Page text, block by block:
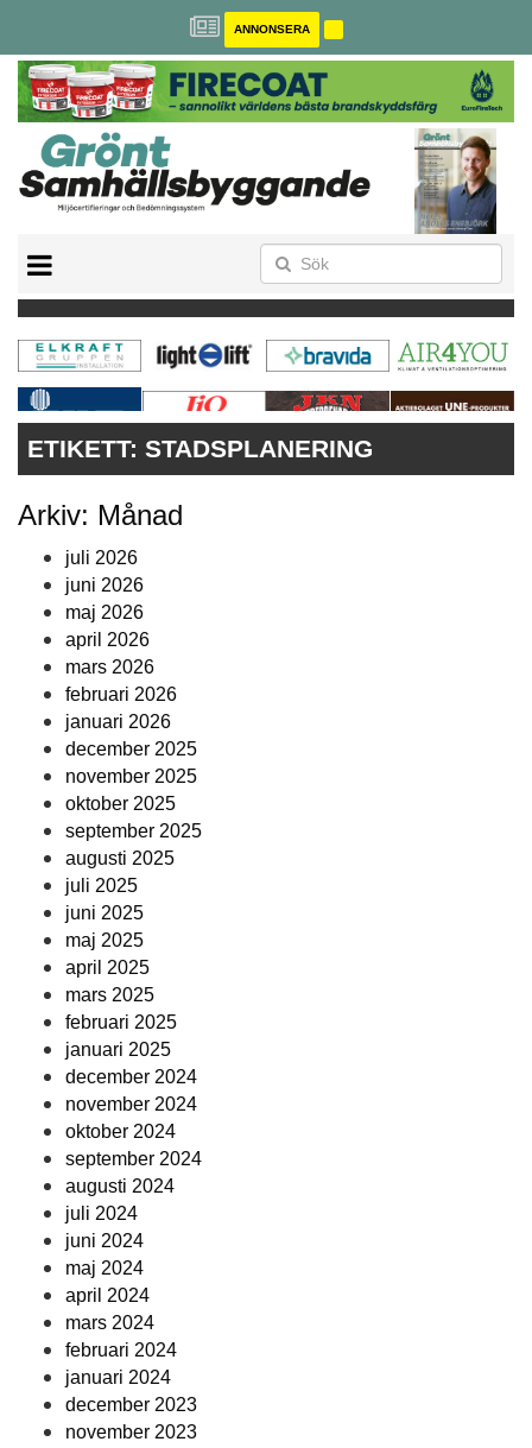
ANNONSERA
MILJÖBYGGNAD
NOLLCO2
CITYLAB
GREENBUILDING
ANNONSERA
ETIKETT: STADSPLANERING
Arkiv: Månad
juli 2026
juni 2026
maj 2026
april 2026
mars 2026
februari 2026
januari 2026
december 2025
november 2025
oktober 2025
september 2025
augusti 2025
juli 2025
juni 2025
maj 2025
april 2025
mars 2025
februari 2025
januari 2025
december 2024
november 2024
oktober 2024
september 2024
augusti 2024
juli 2024
juni 2024
maj 2024
april 2024
mars 2024
februari 2024
januari 2024
december 2023
november 2023